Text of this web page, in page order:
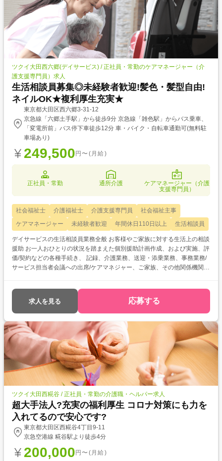
ツクイ大田西六郷(デイサービス) / 正社員・常勤のケアマネージャー（介
護支援専門員）求人
生活相談員募集◎未経験者歓迎!髪色・髪型自由!
ネイルOK★複利厚生充実★
東京都大田区西六郷3-31-12
京急線「六郷土手駅」から徒歩9分 京急線「雑色駅」からバス乗車、
「変電所前」バス停下車徒歩12分 車・バイク・自転車通勤可(無料駐
車場あり)
249,500 円〜(月給)
正社員・常勤 通所介護
ケアマネージャー（介護
支援専門員）
社会福祉士 介護福祉士 介護支援専門員
社会福祉主事
ケアマネージャー
未経験者歓迎 年間休日110日以上 生活相談員
デイサービスの生活相談員業務全般 お客様やご家族に対する生活上の相談
援助 お一人おひとりの状況を踏まえた個別援助計画作成、および実施、評
価/契約などの各種手続き、 記録、介護業務、送迎・添乗業務、事務業務/
サービス担当者会議への出席/ケアマネジャー、ご家族、その他関係機関と
求人を見る 応募する
ツクイ大田西糀谷 / 正社員・常勤の介護職・ヘルパー求人
超大手法人?充実の福利厚生 コロナ対策にも力を
入れてるので安心です?
東京都大田区西糀谷4丁目9-11
京急空港線 糀谷駅より徒歩4分
200,000 円〜(月給)